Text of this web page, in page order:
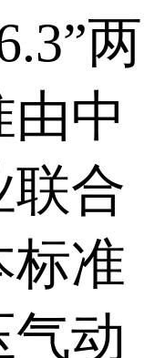
两
中
联合
标准
气动